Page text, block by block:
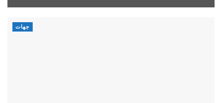
جهات